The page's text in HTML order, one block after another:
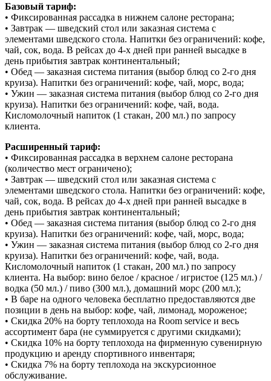
Базовый тариф:
• Фиксированная рассадка в нижнем салоне ресторана;
• Завтрак — шведский стол или заказная система с
элементами шведского стола. Напитки без ограничений: кофе,
чай, сок, вода. В рейсах до 4-х дней при ранней высадке в
день прибытия завтрак континентальный;
• Обед — заказная система питания (выбор блюд со 2-го дня
круиза). Напитки без ограничений: кофе, чай, морс, вода;
• Ужин — заказная система питания (выбор блюд со 2-го дня
круиза). Напитки без ограничений: кофе, чай, вода.
Кисломолочный напиток (1 стакан, 200 мл.) по запросу
клиента.
Расширенный тариф:
• Фиксированная рассадка в верхнем салоне ресторана
(количество мест ограничено);
• Завтрак — шведский стол или заказная система с
элементами шведского стола. Напитки без ограничений: кофе,
чай, сок, вода. В рейсах до 4-х дней при ранней высадке в
день прибытия завтрак континентальный;
• Обед — заказная система питания (выбор блюд со 2-го дня
круиза). Напитки без ограничений: кофе, чай, морс, вода;
• Ужин — заказная система питания (выбор блюд со 2-го дня
круиза). Напитки без ограничений: кофе, чай, вода.
Кисломолочный напиток (1 стакан, 200 мл.) по запросу
клиента. На выбор: вино белое / красное / игристое (125 мл.) /
водка (50 мл.) / пиво (300 мл.), домашний морс (200 мл.);
• В баре на одного человека бесплатно предоставляются две
позиции в день на выбор: кофе, чай, лимонад, мороженое;
• Скидка 20% на борту теплохода на Room service и весь
ассортимент бара (не суммируется с другими скидками);
• Скидка 10% на борту теплохода на фирменную сувенирную
продукцию и аренду спортивного инвентаря;
• Скидка 7% на борту теплохода на экскурсионное
обслуживание.